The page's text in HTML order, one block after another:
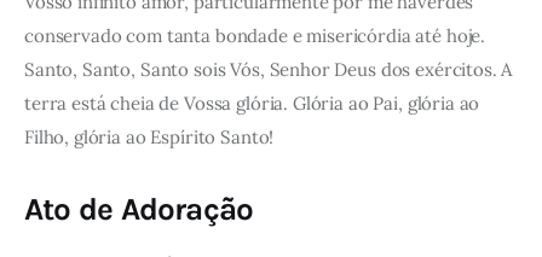
conservado com tanta bondade e misericórdia até hoje.
Santo, Santo, Santo sois Vós, Senhor Deus dos exércitos. A
terra está cheia de Vossa glória. Glória ao Pai, glória ao
Filho, glória ao Espírito Santo!
Ato de Adoração